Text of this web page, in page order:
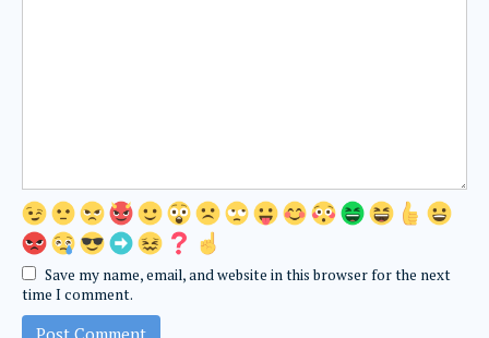
Save my name, email, and website in this browser for the next
time I comment.